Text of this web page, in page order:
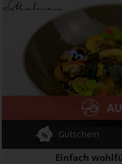
Herburger's Mohren
Einfach
Gutschein